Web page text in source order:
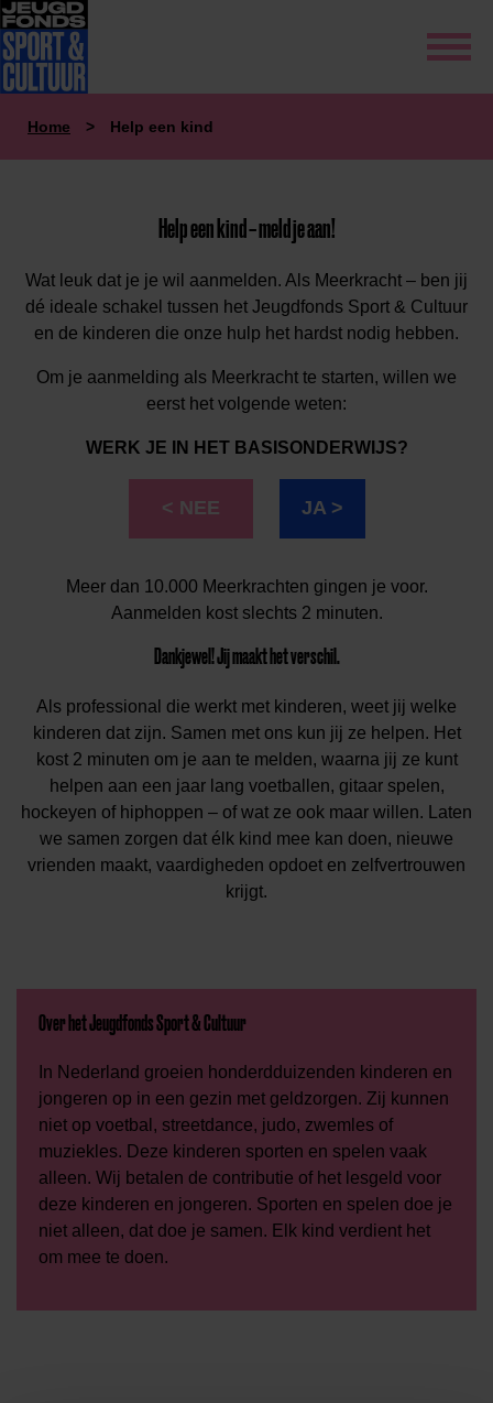
Home > Help een kind
Help een kind – meld je aan!
Wat leuk dat je je wil aanmelden. Als Meerkracht – ben jij
dé ideale schakel tussen het Jeugdfonds Sport & Cultuur
en de kinderen die onze hulp het hardst nodig hebben.
Om je aanmelding als Meerkracht te starten, willen we
eerst het volgende weten:
WERK JE IN HET BASISONDERWIJS?
< NEE JA >
Meer dan 10.000 Meerkrachten gingen je voor.
Aanmelden kost slechts 2 minuten.
Dankjewel! Jij maakt het verschil.
Als professional die werkt met kinderen, weet jij welke
kinderen dat zijn. Samen met ons kun jij ze helpen. Het
kost 2 minuten om je aan te melden, waarna jij ze kunt
helpen aan een jaar lang voetballen, gitaar spelen,
hockeyen of hiphoppen – of wat ze ook maar willen. Laten
we samen zorgen dat élk kind mee kan doen, nieuwe
vrienden maakt, vaardigheden opdoet en zelfvertrouwen
krijgt.
Over het Jeugdfonds Sport & Cultuur
In Nederland groeien honderdduizenden kinderen en
jongeren op in een gezin met geldzorgen. Zij kunnen
niet op voetbal, streetdance, judo, zwemles of
muziekles. Deze kinderen sporten en spelen vaak
alleen. Wij betalen de contributie of het lesgeld voor
deze kinderen en jongeren. Sporten en spelen doe je
niet alleen, dat doe je samen. Elk kind verdient het
om mee te doen.